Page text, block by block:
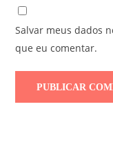
Salvar meus dados
que eu comentar.